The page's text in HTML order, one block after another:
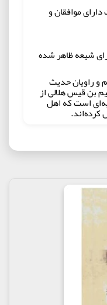
موافقان و
شیعه ظاهر شده
و راویان حدیث
بن قیس هلالی از
است که اهل
بن قیس هلالی که
و افضل از
علامه مجلسی به
کتاب سلیم
احادیث را جمع
کتابی است که
معروف است.
می گوید
و تدلیس